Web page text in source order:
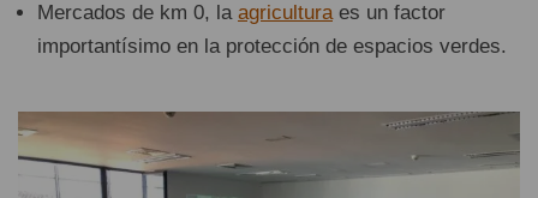
Mercados de km 0, la agriculturaes un factor
importantísimo en la protección de espacios verdes.